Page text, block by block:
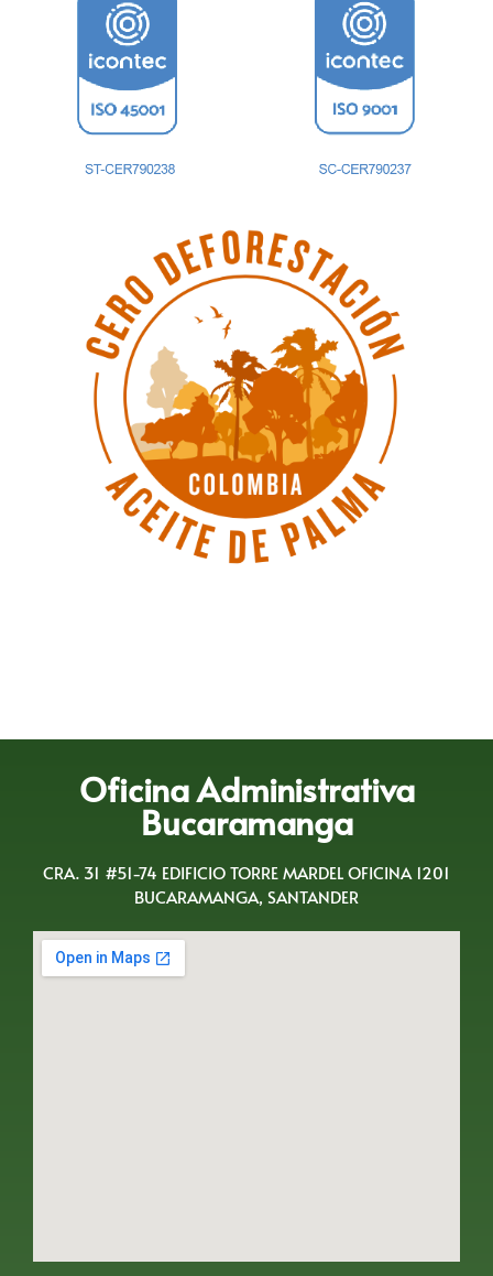
Oficina Administrativa
Bucaramanga
CRA. 31 #51-74 EDIFICIO TORRE MARDEL OFICINA 1201
BUCARAMANGA, SANTANDER